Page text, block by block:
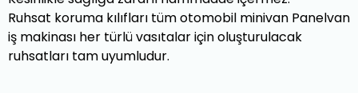
Ruhsat koruma kılıfları tüm otomobil minivan Panelvan
iş makinası her türlü vasıtalar için oluşturulacak
ruhsatları tam uyumludur.